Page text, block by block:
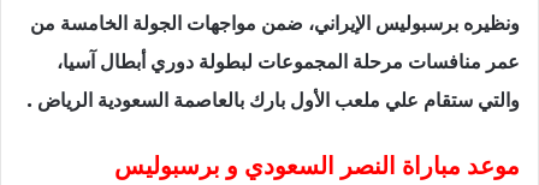
ونظيره برسبوليس الإيراني، ضمن مواجهات الجولة الخامسة من
عمر منافسات مرحلة المجموعات لبطولة دوري أبطال آسيا،
والتي ستقام علي ملعب الأول بارك بالعاصمة السعودية الرياض .
موعد مباراة النصر السعودي و برسبوليس